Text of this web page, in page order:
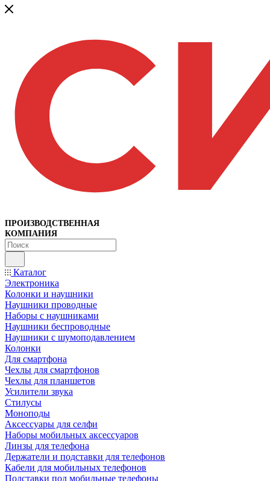
ПРОИЗВОДСТВЕННАЯ
КОМПАНИЯ
Каталог
Электроника
Колонки и наушники
Наушники проводные
Наборы с наушниками
Наушники беспроводные
Наушники с шумоподавлением
Колонки
Для смартфона
Чехлы для смартфонов
Чехлы для планшетов
Усилители звука
Стилусы
Моноподы
Аксессуары для селфи
Наборы мобильных аксессуаров
Линзы для телефона
Держатели и подставки для телефонов
Кабели для мобильных телефонов
Подставки под мобильные телефоны